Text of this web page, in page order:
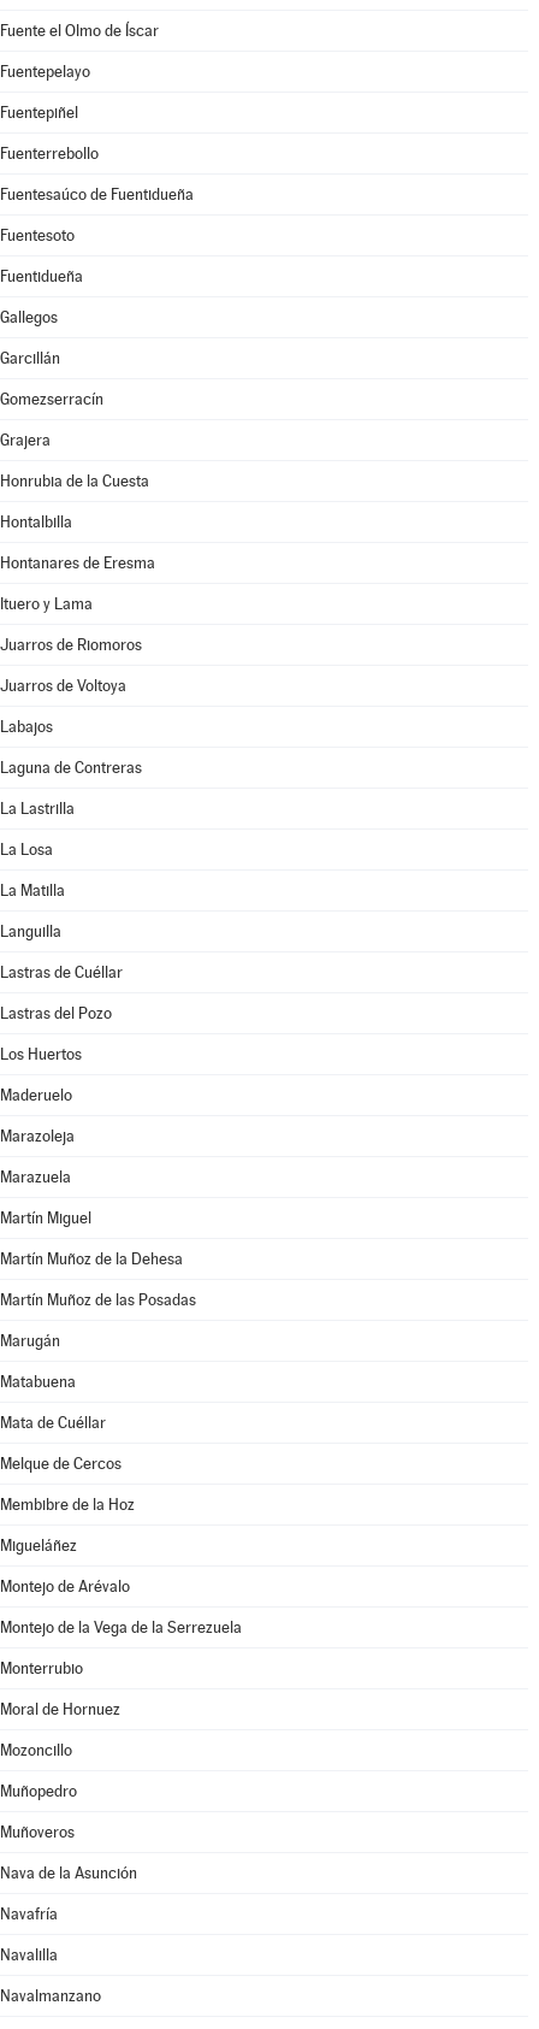
Fuente el Olmo de Íscar
Fuentepelayo
Fuentepiñel
Fuenterrebollo
Fuentesaúco de Fuentidueña
Fuentesoto
Fuentidueña
Gallegos
Garcillán
Gomezserracín
Grajera
Honrubia de la Cuesta
Hontalbilla
Hontanares de Eresma
Ituero y Lama
Juarros de Riomoros
Juarros de Voltoya
Labajos
Laguna de Contreras
La Lastrilla
La Losa
La Matilla
Languilla
Lastras de Cuéllar
Lastras del Pozo
Los Huertos
Maderuelo
Marazoleja
Marazuela
Martín Miguel
Martín Muñoz de la Dehesa
Martín Muñoz de las Posadas
Marugán
Matabuena
Mata de Cuéllar
Melque de Cercos
Membibre de la Hoz
Migueláñez
Montejo de Arévalo
Montejo de la Vega de la Serrezuela
Monterrubio
Moral de Hornuez
Mozoncillo
Muñopedro
Muñoveros
Nava de la Asunción
Navafría
Navalilla
Navalmanzano